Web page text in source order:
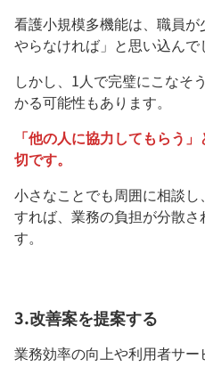
看護小規模多機能は、職員
やらなければ」と思い込んで
しかし、1人で完璧にこなそ
かる可能性もあります。
「他の人に協力してもらう
切です。
小さなことでも周囲に相談
すれば、業務の負担が分散
す。
3.改善案を提案する
業務効率の向上や利用者サ